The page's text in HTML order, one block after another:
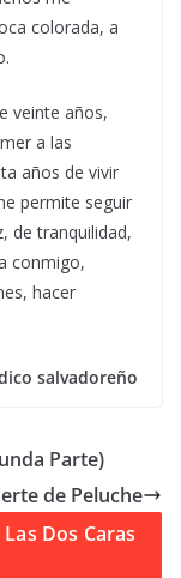
colorada, a
veinte años,
a las
años de vivir
permite seguir
de tranquilidad,
conmigo,
hacer
salvadoreño
Parte)
de Peluche
Dos Caras